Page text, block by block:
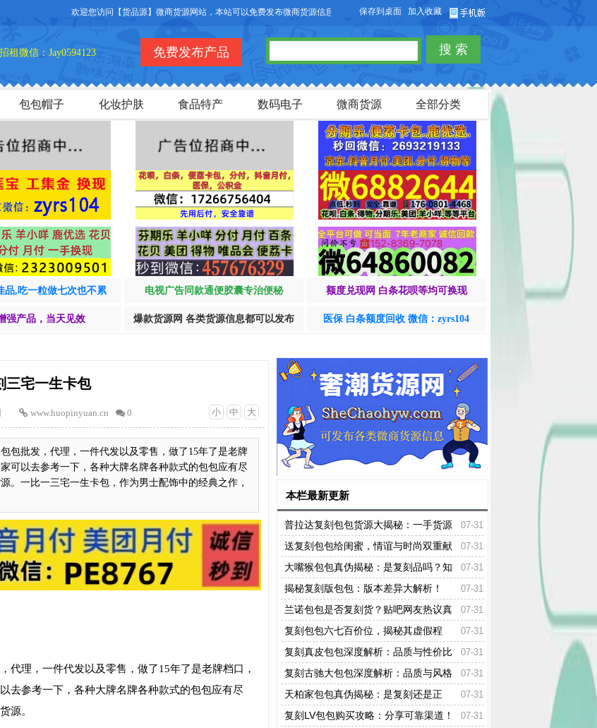
欢迎您访问【货品源】微商货源网站，本站可以免费发布微商货源信息，免费发布供求信息，也可以免费发布淘宝客商品信息。
保存到桌面 加入收藏
租微信：Jay0594123 搜 索
免费发布产品
包包帽子 化妆护肤 食品特产 数码电子 微商货源 全部分类
品,吃一粒做七次也不累 电视广告同款通便胶囊专治便秘 额度兑现网 白条花呗等均可换现
强产品，当天见效 爆款货源网 各类货源信息都可以发布 医保 白条额度回收 微信：zyrs104
三宅一生卡包
小 中 大
www.huopinyuan.cn 0
包批发，代理，一件代发以及零售，做了15年了是老牌
可以去参考一下，各种大牌名牌各种款式的包包应有尽
。一比一三宅一生卡包，作为男士配饰中的经典之作，
代理，一件代发以及零售，做了15年了是老牌档口，
去参考一下，各种大牌名牌各种款式的包包应有尽
源。
本栏最新更新
07-31
普拉达复刻包包货源大揭秘：一手货源
渠道火热出炉！ 07-31
送复刻包包给闺蜜，情谊与时尚双重献
礼！ 07-31
大嘴猴包包真伪揭秘：是复刻品吗？知
乎热议解读！ 07-31
揭秘复刻版包包：版本差异大解析！
07-31
兰诺包包是否复刻货？贴吧网友热议真
相揭晓！ 07-31
复刻包包六七百价位，揭秘其虚假程
度！ 07-31
复刻真皮包包深度解析：品质与性价比
的双重考量！ 07-31
复刻古驰大包包深度解析：品质与风格
如何？ 07-31
天柏家包包真伪揭秘：是复刻还是正
品？ 07-31
复刻LV包包购买攻略：分享可靠渠道！